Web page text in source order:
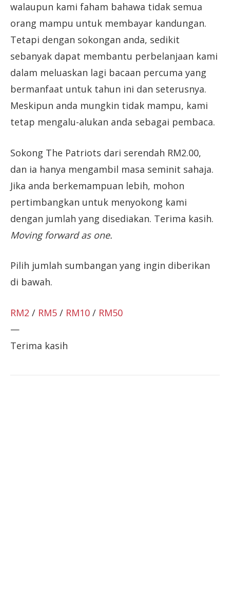
walaupun kami faham bahawa tidak semua
orang mampu untuk membayar kandungan.
Tetapi dengan sokongan anda, sedikit
sebanyak dapat membantu perbelanjaan kami
dalam meluaskan lagi bacaan percuma yang
bermanfaat untuk tahun ini dan seterusnya.
Meskipun anda mungkin tidak mampu, kami
tetap mengalu-alukan anda sebagai pembaca.
Sokong The Patriots dari serendah RM2.00,
dan ia hanya mengambil masa seminit sahaja.
Jika anda berkemampuan lebih, mohon
pertimbangkan untuk menyokong kami
dengan jumlah yang disediakan. Terima kasih.
Moving forward as one.
Pilih jumlah sumbangan yang ingin diberikan
di bawah.
RM2 / RM5 / RM10 / RM50
—
Terima kasih